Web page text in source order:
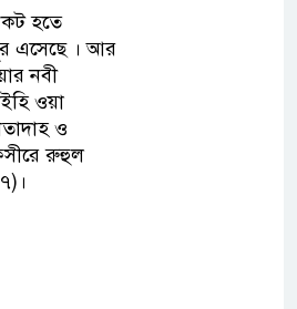
হতে
এসেছে । আর
নবী
ওয়া
ও
রুহুল